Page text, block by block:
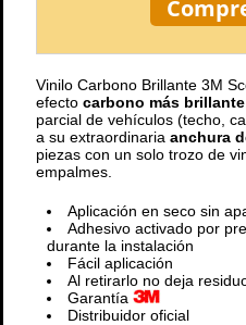
Vinilo Carbono Brillante 3M
efecto carbono más brillante
parcial de vehículos (techo,
a su extraordinaria anchura
piezas con un solo trozo de
empalmes.
Aplicación en seco sin
Adhesivo activado por
durante la instalación
Fácil aplicación
Al retirarlo no deja
Garantía
Distribuidor oficial